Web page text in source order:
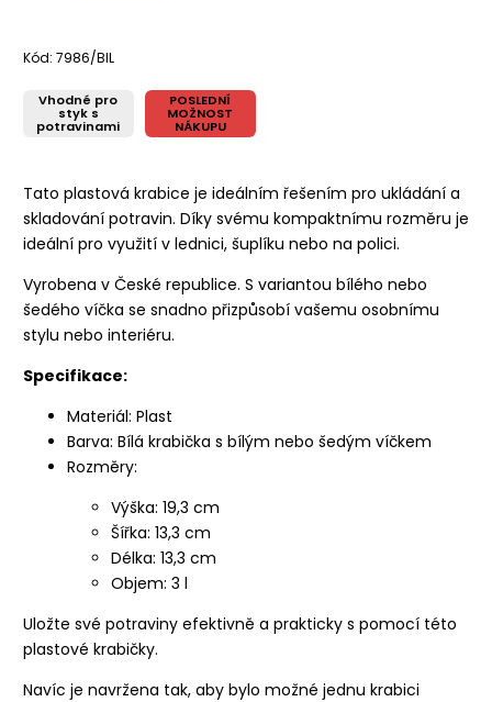
Kód: 7986/BIL
Vhodné pro
styk s
potravinami
POSLEDNÍ
MOŽNOST
NÁKUPU
Tato plastová krabice je ideálním řešením pro ukládání a
skladování potravin. Díky svému kompaktnímu rozměru je
ideální pro využití v lednici, šuplíku nebo na polici.
Vyrobena v České republice. S variantou bílého nebo
šedého víčka se snadno přizpůsobí vašemu osobnímu
stylu nebo interiéru.
Specifikace:
Materiál: Plast
Barva: Bílá krabička s bílým nebo šedým víčkem
Rozměry:
Výška: 19,3 cm
Šířka: 13,3 cm
Délka: 13,3 cm
Objem: 3 l
Uložte své potraviny efektivně a prakticky s pomocí této
plastové krabičky.
Navíc je navržena tak, aby bylo možné jednu krabici